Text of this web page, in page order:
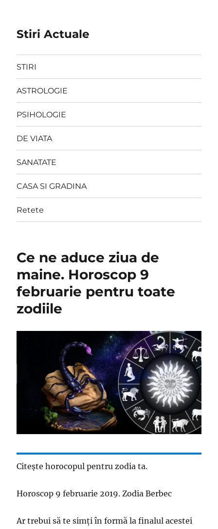
Stiri Actuale
STIRI
ASTROLOGIE
PSIHOLOGIE
DE VIATA
SANATATE
CASA SI GRADINA
Retete
Ce ne aduce ziua de
maine. Horoscop 9
februarie pentru toate
zodiile
Citește horocopul pentru zodia ta.
Horoscop 9 februarie 2019. Zodia Berbec
Ar trebui să te simți în formă la finalul acestei